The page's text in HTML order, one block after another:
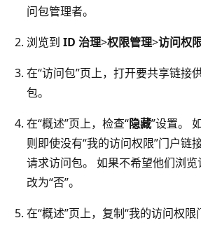
问包管理者。
浏览到 ID 治理>权限管理>访问权
在“访问包”页上，打开要共享链接
包。
在“概述”页上，检查“隐藏”设置。
则即使没有“我的访问权限”门户链
请求访问包。 如果不希望他们浏
改为“否”。
在“概述”页上，复制“我的访问权限